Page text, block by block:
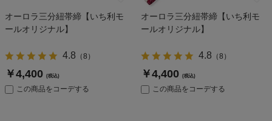
オーロラ三分紐帯締【いち利モ
ールオリジナル】
4.8 （8 ）
￥4,400 (税込)
この商品をコーデする
オーロラ三分紐帯締【いち利モ
ールオリジナル】
4.8 （8 ）
￥4,400 (税込)
この商品をコーデする